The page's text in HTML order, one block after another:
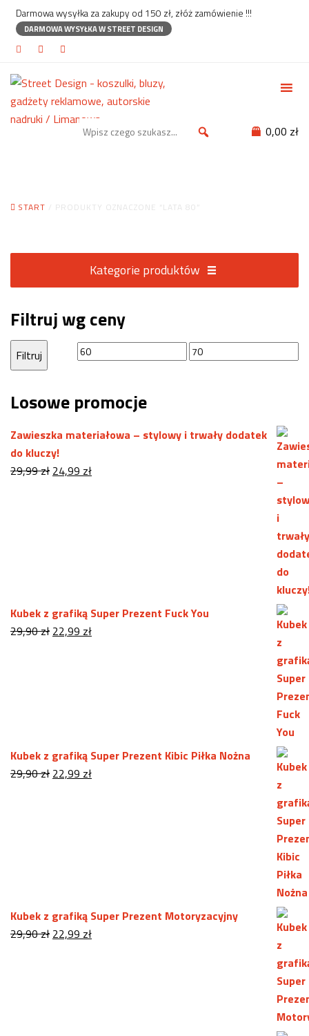
Darmowa wysyłka za zakupy od 150 zł, złóż zamówienie !!!
DARMOWA WYSYŁKA W STREET DESIGN
0,00 zł
START / PRODUKTY OZNACZONE “LATA 80”
Kategorie produktów
Filtruj wg ceny
Cena
Cena
Filtruj
Losowe promocje
Zawieszka materiałowa – stylowy i trwały dodatek
do kluczy!
29,99zł Pierwotna
24,99 złAktualna
Kubek z grafiką Super Prezent Fuck You
29,90zł Pierwotna
22,99 złAktualna
Kubek z grafiką Super Prezent Kibic Piłka Nożna
29,90zł Pierwotna
22,99 złAktualna
Kubek z grafiką Super Prezent Motoryzacyjny
29,90zł Pierwotna
22,99 złAktualna